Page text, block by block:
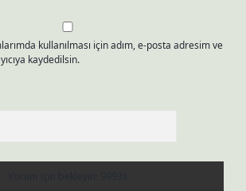
kullanılması için adım, e-posta adresim ve
kaydedilsin.